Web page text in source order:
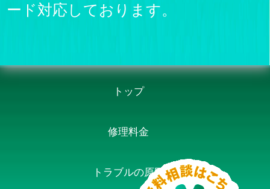
ード対応しております。
トップ
修理料金
トラブルの原因